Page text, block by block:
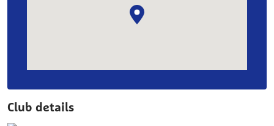
Club details